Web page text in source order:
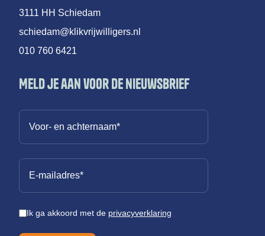
3111 HH Schiedam
schiedam@klikvrijwilligers.nl
010 760 6421
Meld je aan voor de nieuwsbrief
Ik ga akkoord met de privacyverklaring